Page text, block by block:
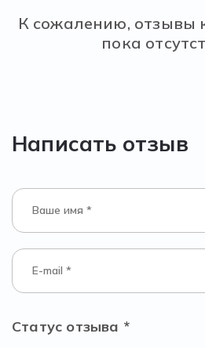
К сожалению, отзывы
пока
Написать отзыв
Статус отзыва *